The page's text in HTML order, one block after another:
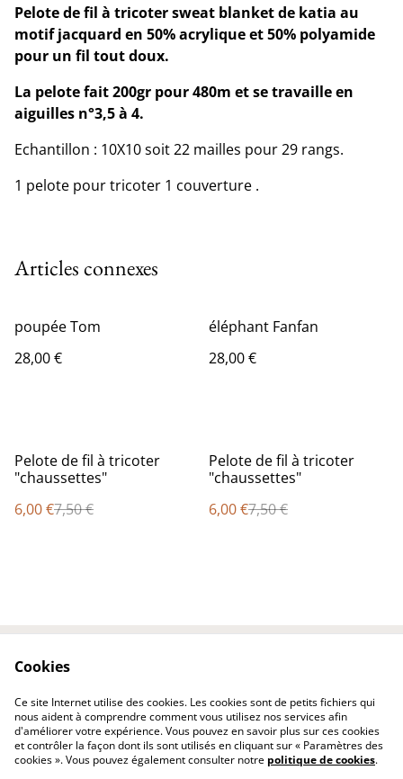
Pelote de fil à tricoter sweat blanket de katia au
motif jacquard en 50% acrylique et 50% polyamide
pour un fil tout doux.
La pelote fait 200gr pour 480m et se travaille en
aiguilles n°3,5 à 4.
Echantillon : 10X10 soit 22 mailles pour 29 rangs.
1 pelote pour tricoter 1 couverture .
Articles connexes
poupée Tom
28,00 €
éléphant Fanfan
28,00 €
%
Pelote de fil à tricoter
"chaussettes"
6,00 €7,50 €
%
Pelote de fil à tricoter
"chaussettes"
6,00 €7,50 €
Politique de
confidentialité
Politique de cookies
Cookies
Ce site Internet utilise des cookies. Les cookies sont de petits fichiers qui
nous aident à comprendre comment vous utilisez nos services afin
d'améliorer votre expérience. Vous pouvez en savoir plus sur ces cookies
et contrôler la façon dont ils sont utilisés en cliquant sur « Paramètres des
cookies ». Vous pouvez également consulter notre politique de cookies.